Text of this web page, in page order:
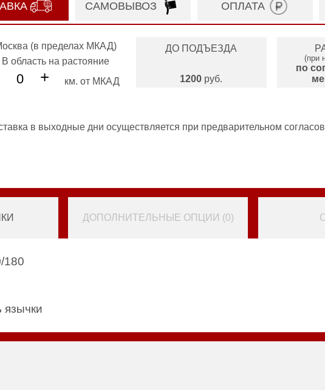
САМОВЫВОЗ ОПЛАТА
(в пределах МКАД)
В область на растояние
+ км. от МКАД
ДО ПОДЪЕЗДА
1200 руб.
(при
по
в выходные дни осуществляется при предварительном
ДОПОЛНИТЕЛЬНЫЕ ОПЦИИ (0)
180
язычки